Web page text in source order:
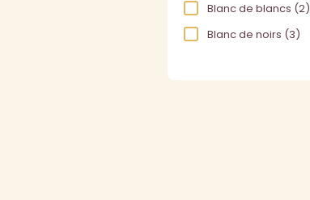
Blanc de blancs (2)
Blanc de noirs (3)